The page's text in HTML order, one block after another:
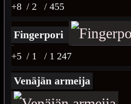
+8 / 2 / 455
Fingerpori
+5 / 1 / 1 247
Venäjän armeija